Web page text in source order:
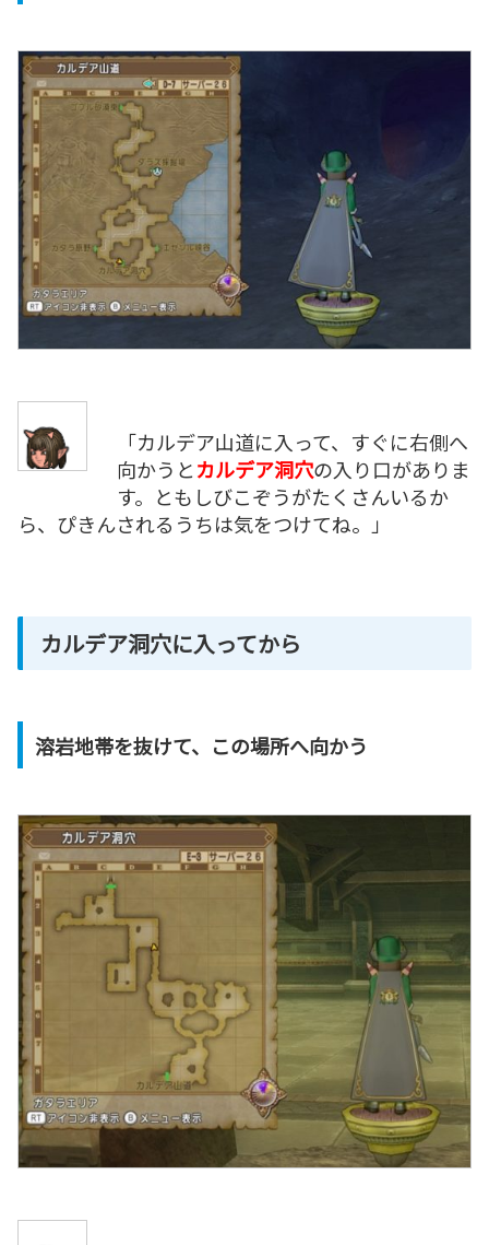
「カルデア山道に入って、すぐに右側へ
向かうとカルデア洞穴の入り口がありま
す。ともしびこぞうがたくさんいるか
ら、ぴきんされるうちは気をつけてね。」
カルデア洞穴に入ってから
溶岩地帯を抜けて、この場所へ向かう